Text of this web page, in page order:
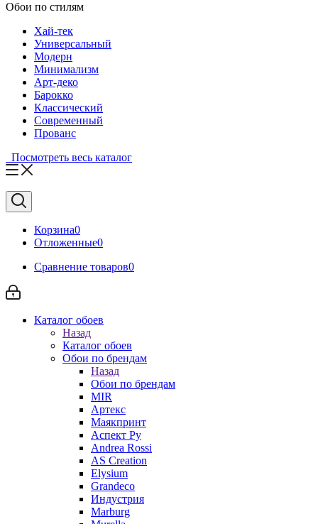
Обои по стилям
Хай-тек
Универсальный
Модерн
Минимализм
Арт-деко
Барокко
Классический
Современный
Прованс
Посмотреть весь каталог
Корзина0
Отложенные0
Сравнение товаров0
Каталог обоев
Назад
Каталог обоев
Обои по брендам
Назад
Обои по брендам
MIR
Артекс
Маякпринт
Аспект Ру
Andrea Rossi
AS Creation
Elysium
Grandeco
Индустрия
Marburg